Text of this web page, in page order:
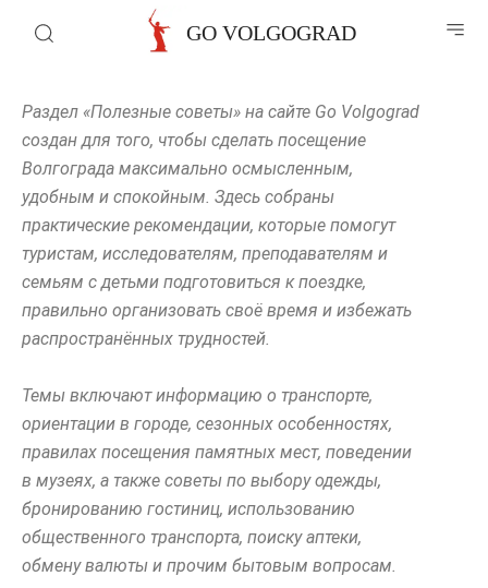
GO VOLGOGRAD
Раздел «Полезные советы» на сайте Go Volgograd
создан для того, чтобы сделать посещение
Волгограда максимально осмысленным,
удобным и спокойным. Здесь собраны
практические рекомендации, которые помогут
туристам, исследователям, преподавателям и
семьям с детьми подготовиться к поездке,
правильно организовать своё время и избежать
распространённых трудностей.
Темы включают информацию о транспорте,
ориентации в городе, сезонных особенностях,
правилах посещения памятных мест, поведении
в музеях, а также советы по выбору одежды,
бронированию гостиниц, использованию
общественного транспорта, поиску аптеки,
обмену валюты и прочим бытовым вопросам.